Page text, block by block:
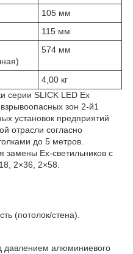
105 мм
115 мм
574 мм
4,00 кг
серии SLICK LED Ex
зон 2-й1
установок предприятий
отрасли согласно
до 5 метров.
замены Ex-светильников с
2×36, 2×58.
(потолок/стена).
давлением алюминиевого